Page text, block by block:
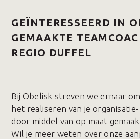
GEÏNTERESSEERD IN
GEMAAKTE
REGIO DUFFEL
Bij Obelisk streven we ernaar
het realiseren van je
door middel van op maat
Wil je meer weten over onze